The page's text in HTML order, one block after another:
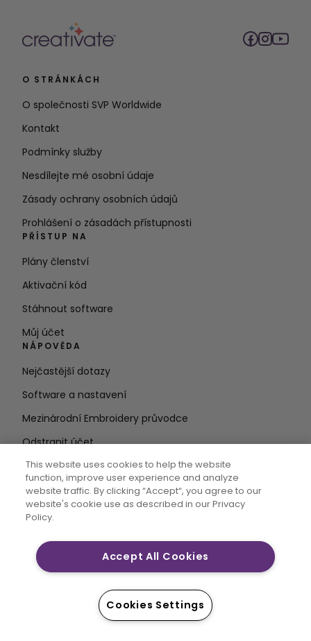
O STRÁNKÁCH
O společnosti SVP Worldwide
Kontakt
Podmínky služby
Nesdílejte mé osobní údaje
Zásady ochrany osobních údajů
Prohlášení o zásadách přístupnosti
PŘÍSTUP NA
Plány členství
Aktivační kód
Stáhnout software
Můj účet
NÁPOVĚDA
Nejčastější dotazy
Software a nastavení
Mezinárodní Embroidery průvodce
Odstranit účet
Zadejte e-
mailovou adresu
CREATIVATE MYSEWNET jsou výhradní ochranné
2026 Singer Sourcing Limited LLC nebo její přidružené
společnosti. Všechna práva vyhrazena.
This website uses cookies to help the website
function, improve user experience and analyze
website traffic. By clicking “Accept“, you agree to our
website's cookie use as described in our Privacy
Policy.
Accept All Cookies
Cookies Settings